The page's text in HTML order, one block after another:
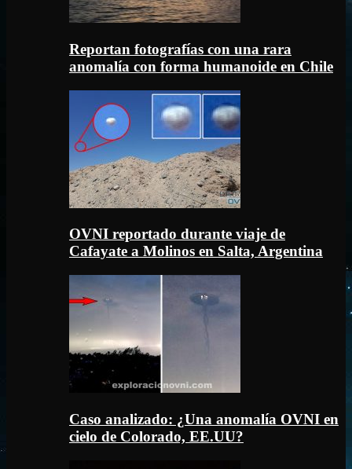
Reportan fotografías con una rara
anomalía con forma humanoide en Chile
OVNI reportado durante viaje de
Cafayate a Molinos en Salta, Argentina
Caso analizado: ¿Una anomalía OVNI en
cielo de Colorado, EE.UU?